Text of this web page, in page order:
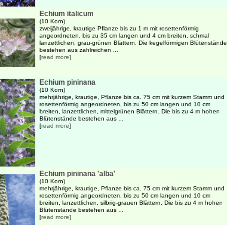
Echium italicum
(10 Korn)
zweijährige, krautige Pflanze bis zu 1 m mit rosettenförmig
angeordneten, bis zu 35 cm langen und 4 cm breiten, schmal
lanzettlichen, grau-grünen Blättern. Die kegelförmigen Blütenstände
bestehen aus zahlreichen ...
[read more]
Echium pininana
(10 Korn)
mehrjährige, krautige, Pflanze bis ca. 75 cm mit kurzem Stamm und
rosettenförmig angeordneten, bis zu 50 cm langen und 10 cm
breiten, lanzettlichen, mittelgrünen Blättern. Die bis zu 4 m hohen
Blütenstände bestehen aus ...
[read more]
Echium pininana 'alba'
(10 Korn)
mehrjährige, krautige, Pflanze bis ca. 75 cm mit kurzem Stamm und
rosettenförmig angeordneten, bis zu 50 cm langen und 10 cm
breiten, lanzettlichen, silbrig-grauen Blättern. Die bis zu 4 m hohen
Blütenstände bestehen aus ...
[read more]